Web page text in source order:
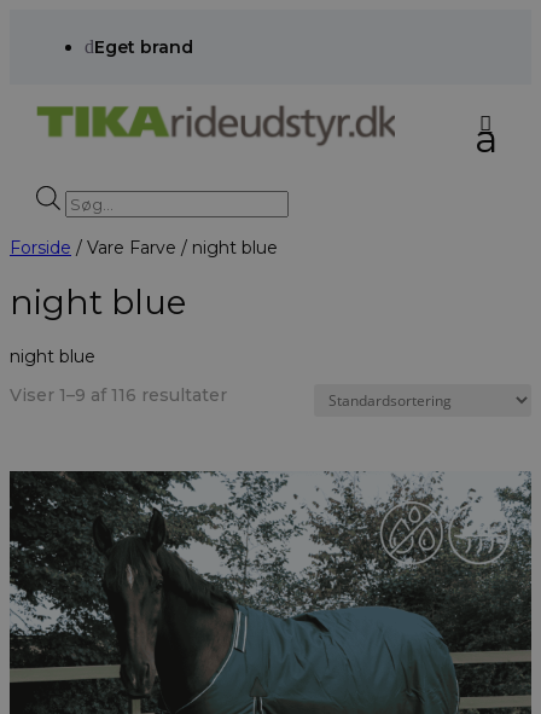
dEget brand
Products
search
Forside / Vare Farve / night blue
night blue
night blue
Viser 1–9 af 116 resultater